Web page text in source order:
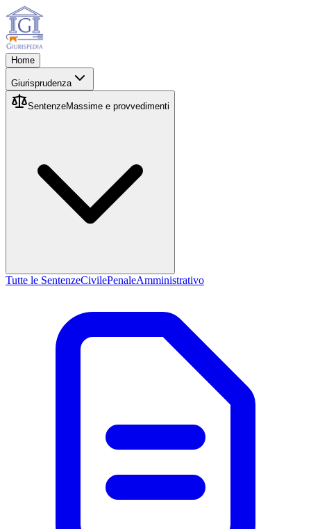
Home
Giurisprudenza
SentenzeMassime e provvedimenti
Tutte le SentenzeCivilePenaleAmministrativo